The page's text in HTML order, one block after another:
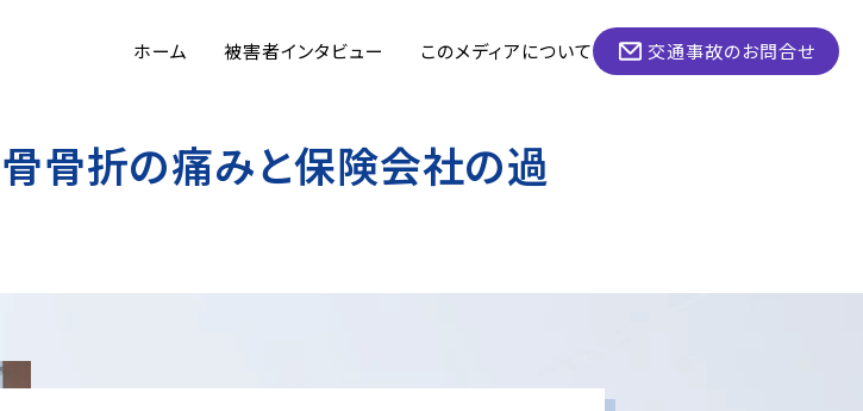
ホーム 被害者インタビュー このメディアについて 交通事故のお問合せ
骨折の痛みと保険会社の過